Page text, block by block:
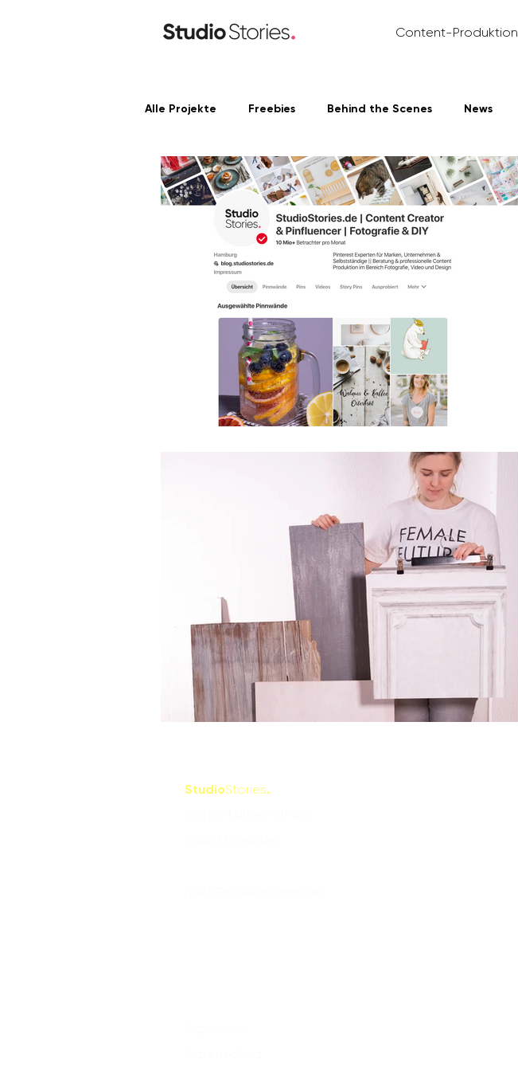
Content-Produktion
Alle Projekte Freebies Behind the Scenes News
Content Produktion LinkedIn
StudioStories.